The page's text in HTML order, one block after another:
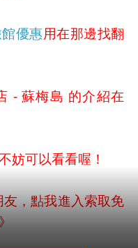
優惠用在那邊找翻
- 蘇梅島 的介紹在
妨可以看看喔！
友，點我進入索取免